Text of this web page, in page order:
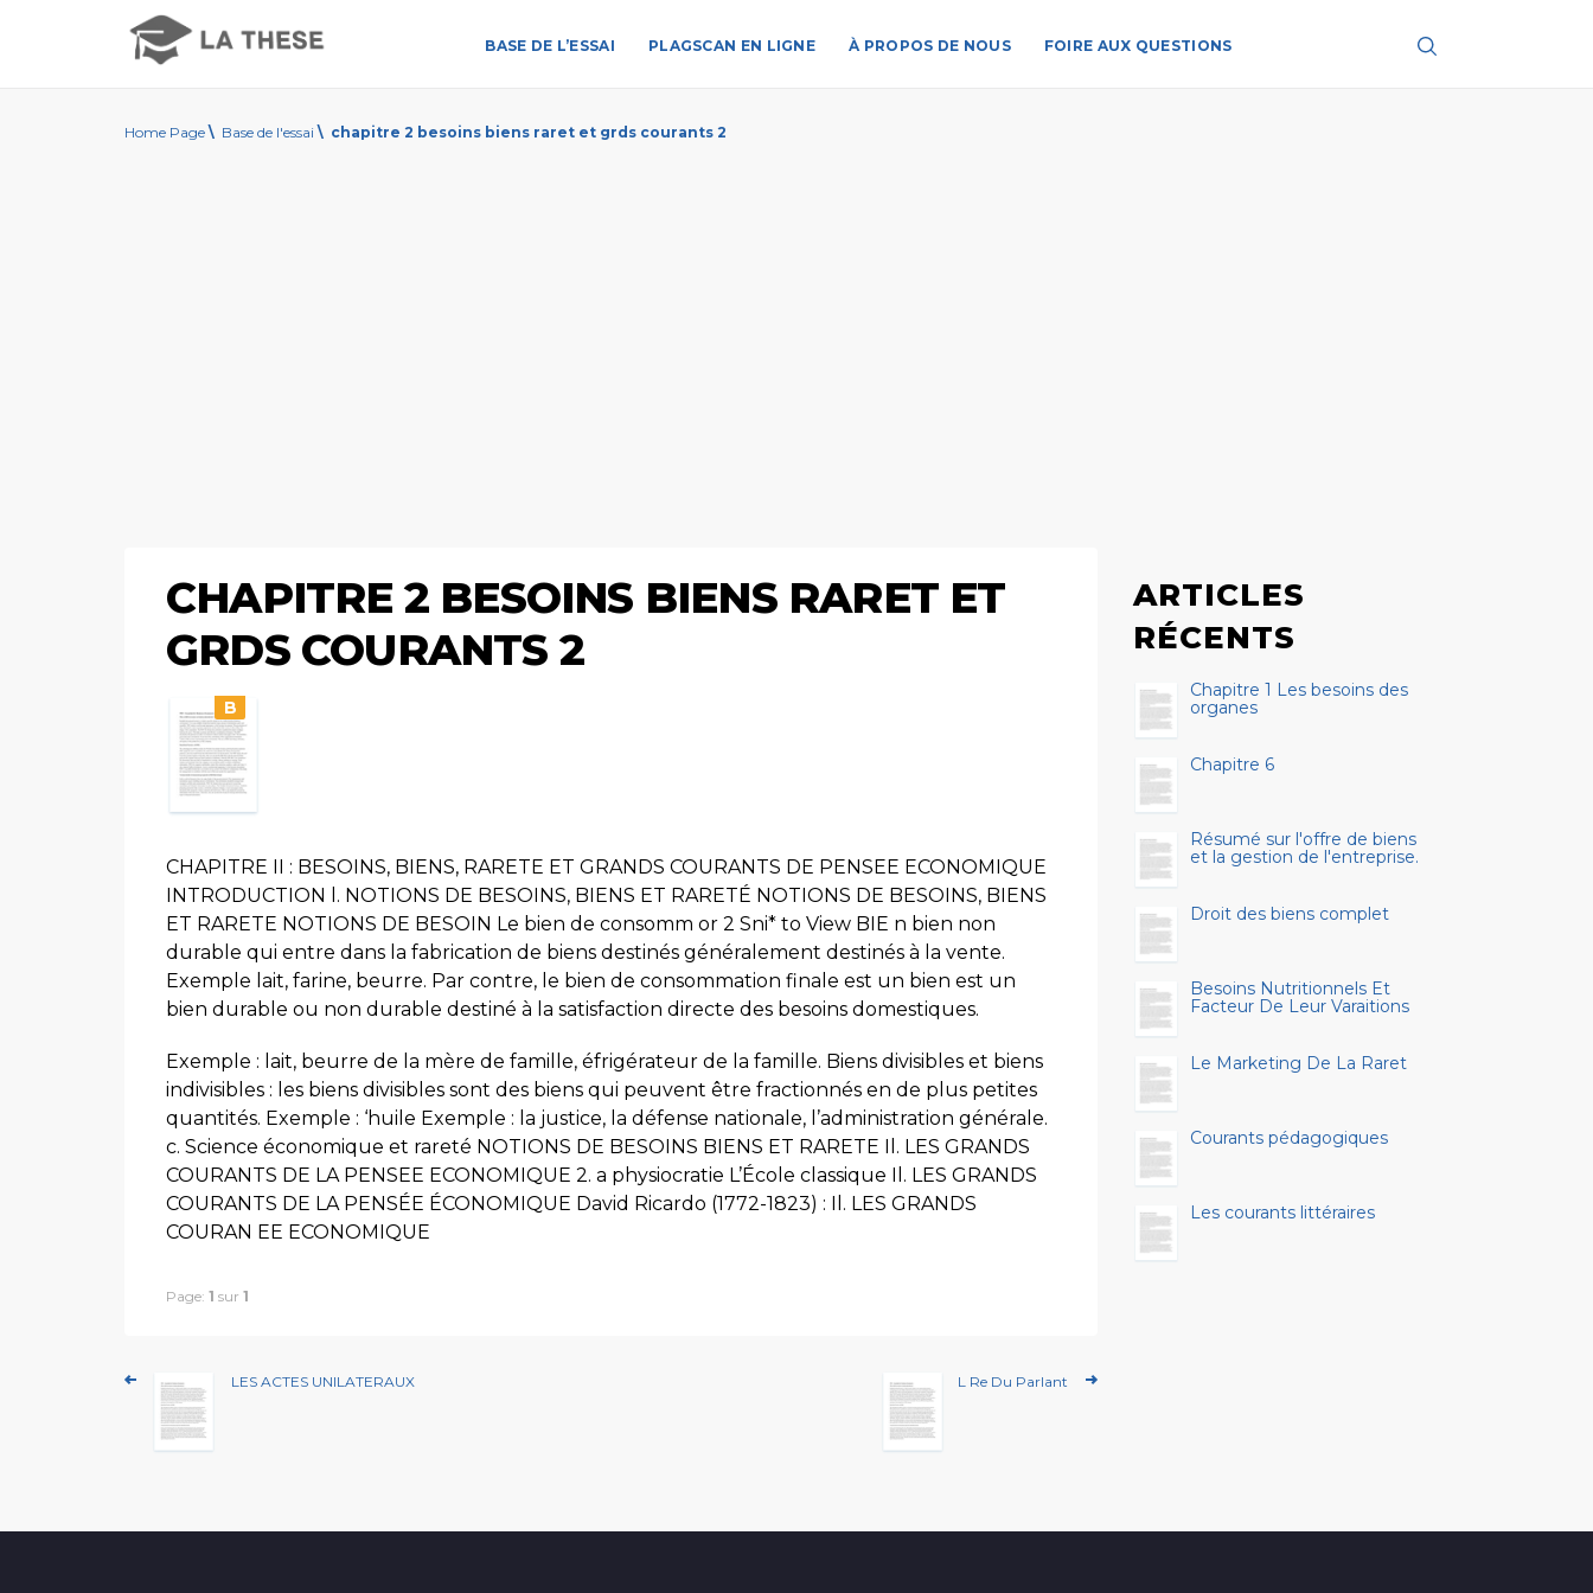
BASE DE L’ESSAI PLAGSCAN EN LIGNE À PROPOS DE NOUS FOIRE AUX QUESTIONS
Home Page \ Base de l'essai \ chapitre 2 besoins biens raret et grds courants 2
CHAPITRE 2 BESOINS BIENS RARET ET
GRDS COURANTS 2
B
CHAPITRE II : BESOINS, BIENS, RARETE ET GRANDS COURANTS DE PENSEE ECONOMIQUE
INTRODUCTION l. NOTIONS DE BESOINS, BIENS ET RARETÉ NOTIONS DE BESOINS, BIENS
ET RARETE NOTIONS DE BESOIN Le bien de consomm or 2 Sni* to View BIE n bien non
durable qui entre dans la fabrication de biens destinés généralement destinés à la vente.
Exemple lait, farine, beurre. Par contre, le bien de consommation finale est un bien est un
bien durable ou non durable destiné à la satisfaction directe des besoins domestiques.
Exemple : lait, beurre de la mère de famille, éfrigérateur de la famille. Biens divisibles et biens
indivisibles : les biens divisibles sont des biens qui peuvent être fractionnés en de plus petites
quantités. Exemple : ‘huile Exemple : la justice, la défense nationale, l’administration générale.
c. Science économique et rareté NOTIONS DE BESOINS BIENS ET RARETE Il. LES GRANDS
COURANTS DE LA PENSEE ECONOMIQUE 2. a physiocratie L’École classique Il. LES GRANDS
COURANTS DE LA PENSÉE ÉCONOMIQUE David Ricardo (1772-1823) : Il. LES GRANDS
COURAN EE ECONOMIQUE
Page: 1 sur 1
LES ACTES UNILATERAUX L Re Du Parlant
ARTICLES
RÉCENTS
Chapitre 1 Les besoins des
organes
Chapitre 6
Résumé sur l'offre de biens
et la gestion de l'entreprise.
Droit des biens complet
Besoins Nutritionnels Et
Facteur De Leur Varaitions
Le Marketing De La Raret
Courants pédagogiques
Les courants littéraires